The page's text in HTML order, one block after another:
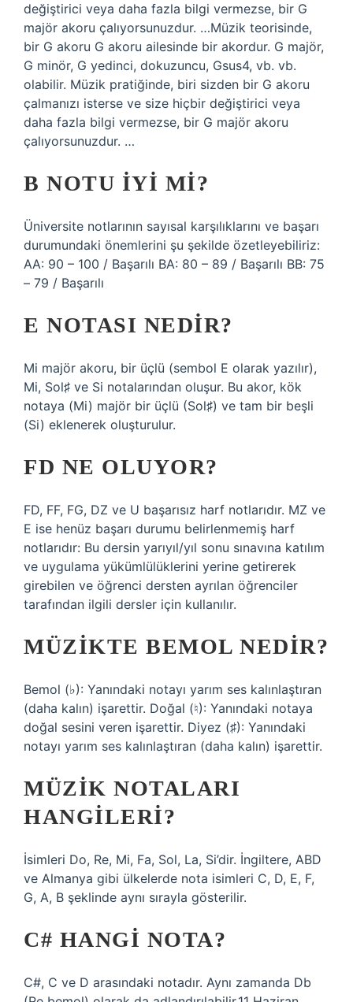
değiştirici veya daha fazla bilgi vermezse, bir G
majör akoru çalıyorsunuzdur. …Müzik teorisinde,
bir G akoru G akoru ailesinde bir akordur. G majör,
G minör, G yedinci, dokuzuncu, Gsus4, vb. vb.
olabilir. Müzik pratiğinde, biri sizden bir G akoru
çalmanızı isterse ve size hiçbir değiştirici veya
daha fazla bilgi vermezse, bir G majör akoru
çalıyorsunuzdur. …
B NOTU IYI MI?
Üniversite notlarının sayısal karşılıklarını ve başarı
durumundaki önemlerini şu şekilde özetleyebiliriz:
AA: 90 – 100 / Başarılı BA: 80 – 89 / Başarılı BB: 75
– 79 / Başarılı
E NOTASI NEDIR?
Mi majör akoru, bir üçlü (sembol E olarak yazılır),
Mi, Sol♯ ve Si notalarından oluşur. Bu akor, kök
notaya (Mi) majör bir üçlü (Sol♯) ve tam bir beşli
(Si) eklenerek oluşturulur.
FD NE OLUYOR?
FD, FF, FG, DZ ve U başarısız harf notlarıdır. MZ ve
E ise henüz başarı durumu belirlenmemiş harf
notlarıdır: Bu dersin yarıyıl/yıl sonu sınavına katılım
ve uygulama yükümlülüklerini yerine getirerek
girebilen ve öğrenci dersten ayrılan öğrenciler
tarafından ilgili dersler için kullanılır.
MÜZIKTE BEMOL NEDIR?
Bemol (♭): Yanındaki notayı yarım ses kalınlaştıran
(daha kalın) işarettir. Doğal (♮): Yanındaki notaya
doğal sesini veren işarettir. Diyez (♯): Yanındaki
notayı yarım ses kalınlaştıran (daha kalın) işarettir.
MÜZIK NOTALARI
HANGILERI?
İsimleri Do, Re, Mi, Fa, Sol, La, Si’dir. İngiltere, ABD
ve Almanya gibi ülkelerde nota isimleri C, D, E, F,
G, A, B şeklinde aynı sırayla gösterilir.
C# HANGI NOTA?
C#, C ve D arasındaki notadır. Aynı zamanda Db